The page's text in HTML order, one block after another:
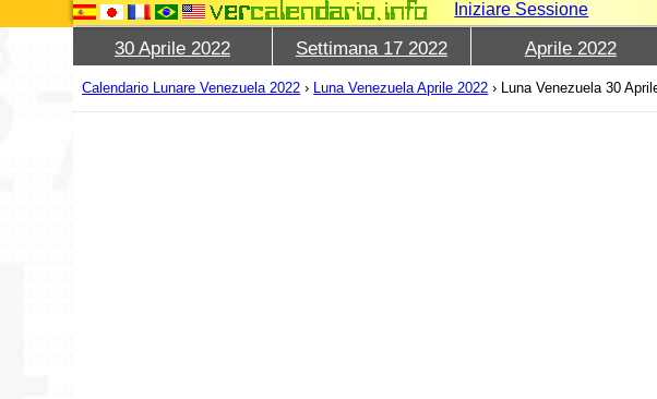
Iniziare Sessione
30 Aprile 2022 Settimana 17 2022 Aprile 2022
Calendario Lunare Venezuela 2022 › Luna Venezuela Aprile 2022 › Luna Venezuela 30